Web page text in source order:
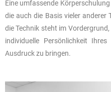
Eine umfassende
die auch die Basis vieler anderer
die Technik steht im
individuelle Persönlichkeit
Ausdruck zu bringen.